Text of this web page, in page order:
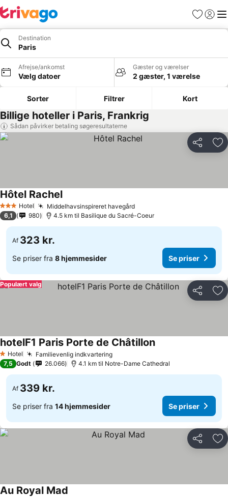
Favoritter
Log ind
Destination
Paris
Afrejse/ankomst
Vælg datoer
Gæster og værelser
2 gæster, 1 værelse
Sorter Filtrer Kort
Billige hoteller i Paris, Frankrig
Sådan påvirker betaling søgeresultaterne
Del
3 StjernerHotel Middelhavsinspireret havegård
Hôtel Rachel
6,1 980 4.5 km til Basilique du Sacré-Coeur
Af 323 kr.
Se priser fra 8 hjemmesider Se priser
Del
Populært valg
1 Stjerner
Hotel Familievenlig indkvartering
hotelF1 Paris Porte de Châtillon
7,5 Godt 26.066 4.1 km til Notre-Dame Cathedral
Af 339 kr.
Se priser fra 14 hjemmesider Se priser
Del
Au Royal Mad